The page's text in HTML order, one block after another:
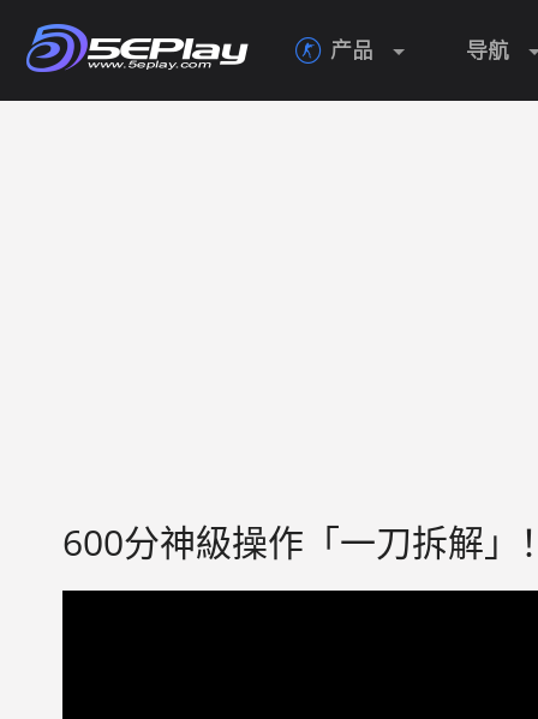
 产品 导航
600分神級操作「一刀拆解」